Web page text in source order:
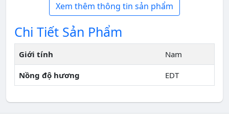
Xem thêm thông tin sản phẩm
Chi Tiết Sản Phẩm
Giới tính Nam
Nồng độ hương EDT